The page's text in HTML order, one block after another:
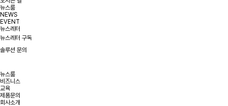
뉴스룸
NEWS
EVENT
뉴스레터
뉴스레터 구독
솔루션 문의
뉴스룸
비즈니스
교육
제품문의
회사소개